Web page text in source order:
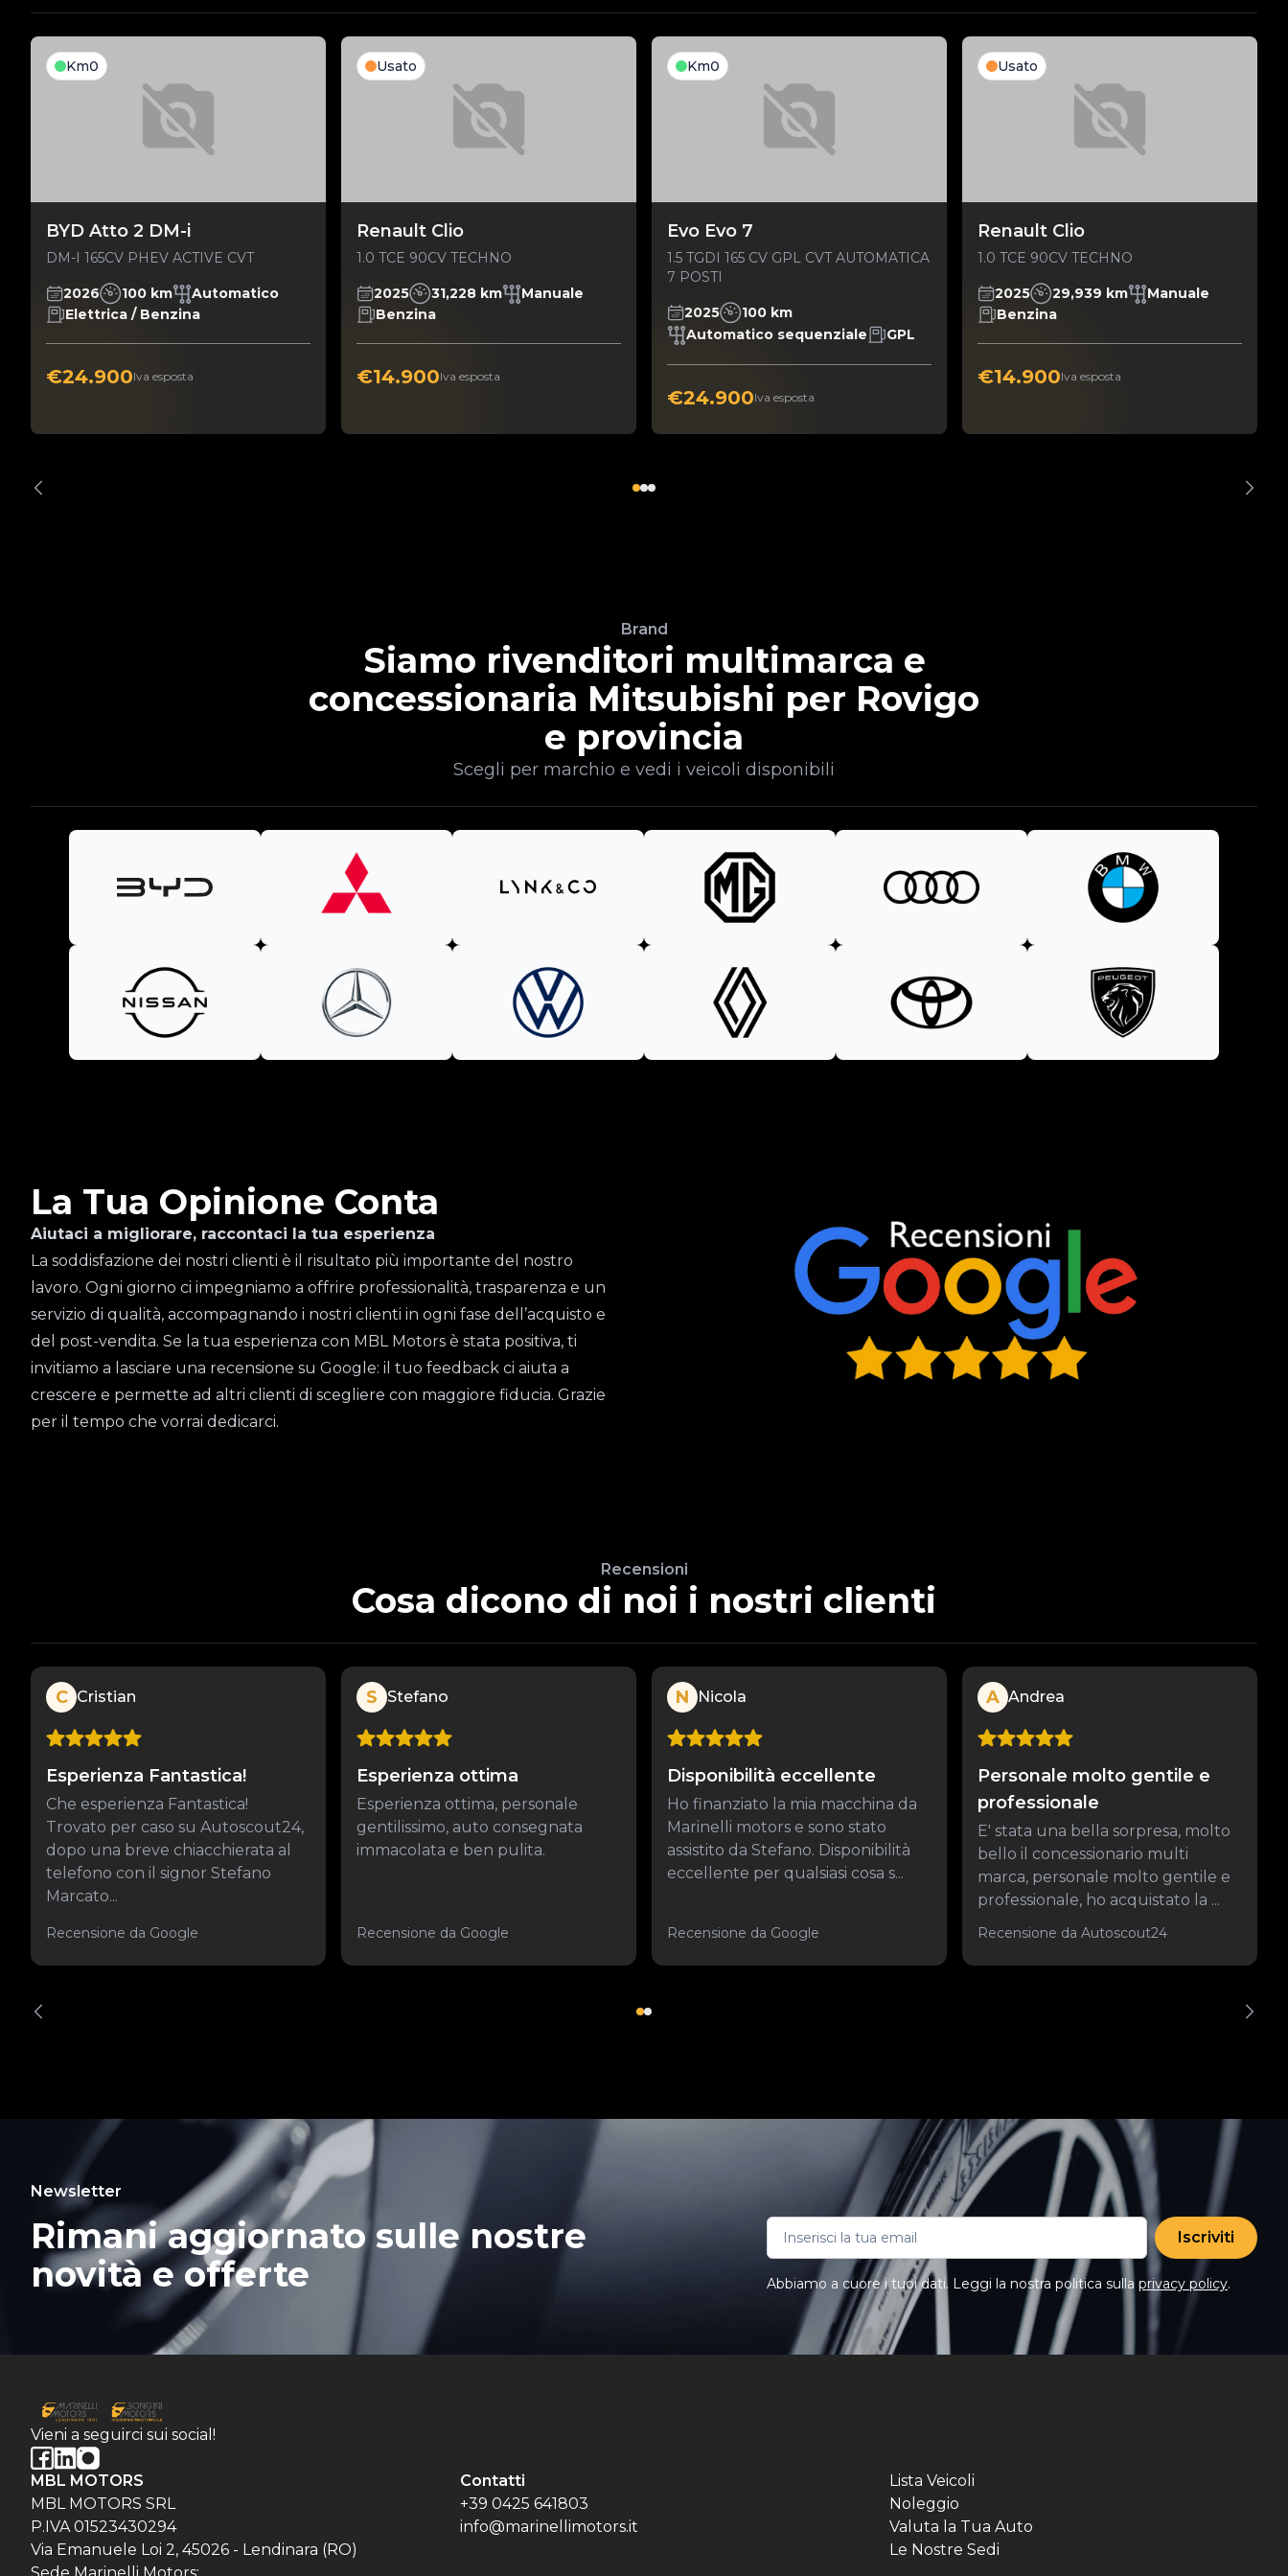
Km0
BYD Atto 2 DM-i
DM-I 165CV PHEV ACTIVE CVT
2026 100 km
Automatico
Elettrica / Benzina
€24.900Iva esposta
Usato
Renault Clio
1.0 TCE 90CV TECHNO
2025 31,228 km
Manuale
Benzina
€14.900Iva esposta
Km0
Evo Evo 7
1.5 TGDI 165 CV GPL CVT AUTOMATICA
7 POSTI
2025
100 km
Automatico sequenziale
GPL
€24.900Iva esposta
Usato
Renault Clio
1.0 TCE 90CV TECHNO
2025 29,939 km
Manuale
Benzina
€14.900Iva esposta
Brand
Siamo rivenditori multimarca e
concessionaria Mitsubishi per Rovigo
e provincia
Scegli per marchio e vedi i veicoli disponibili
La Tua Opinione Conta
Aiutaci a migliorare, raccontaci la tua esperienza
La soddisfazione dei nostri clienti è il risultato più importante del nostro
lavoro. Ogni giorno ci impegniamo a offrire professionalità, trasparenza e un
servizio di qualità, accompagnando i nostri clienti in ogni fase dell’acquisto e
del post-vendita. Se la tua esperienza con MBL Motors è stata positiva, ti
invitiamo a lasciare una recensione su Google: il tuo feedback ci aiuta a
crescere e permette ad altri clienti di scegliere con maggiore fiducia. Grazie
per il tempo che vorrai dedicarci.
Recensioni
Cosa dicono di noi i nostri clienti
C Cristian
Esperienza Fantastica!
Che esperienza Fantastica!
Trovato per caso su Autoscout24,
dopo una breve chiacchierata al
telefono con il signor Stefano
Marcato...
Recensione da Google
S Stefano
Esperienza ottima
Esperienza ottima, personale
gentilissimo, auto consegnata
immacolata e ben pulita.
Recensione da Google
N Nicola
Disponibilità eccellente
Ho finanziato la mia macchina da
Marinelli motors e sono stato
assistito da Stefano. Disponibilità
eccellente per qualsiasi cosa s...
Recensione da Google
A Andrea
Personale molto gentile e
professionale
E' stata una bella sorpresa, molto
bello il concessionario multi
marca, personale molto gentile e
professionale, ho acquistato la ...
Recensione da Autoscout24
Newsletter
Rimani aggiornato sulle nostre
novità e offerte
Iscriviti
Abbiamo a cuore i tuoi dati. Leggi la nostra politica sulla privacy policy.
Vieni a seguirci sui social!
MBL MOTORS
MBL MOTORS SRL
P.IVA 01523430294
Via Emanuele Loi 2, 45026 - Lendinara (RO)
Contatti
+39 0425 641803
info@marinellimotors.it
Lista Veicoli
Noleggio
Valuta la Tua Auto
Le Nostre Sedi